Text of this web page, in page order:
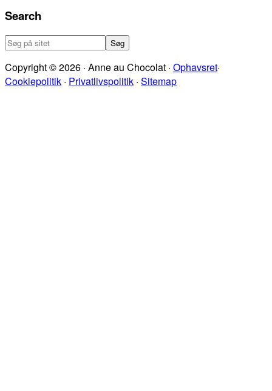
Search
Søg
sitet
Copyright © 2026 · Anne au Chocolat · Ophavsret·
Cookiepolitik · Privatlivspolitik · Sitemap